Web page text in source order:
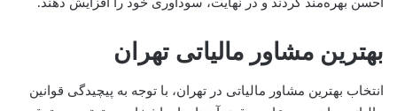
بهترین مشاور مالیاتی تهران
انتخاب بهترین مشاور مالیاتی در تهران، با توجه به پیچیدگی قوانین